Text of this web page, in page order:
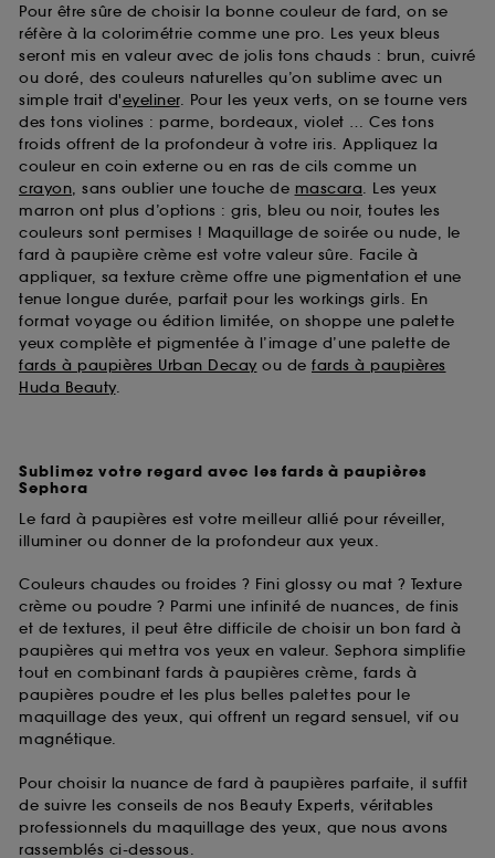
Pour être sûre de choisir la bonne couleur de fard, on se
réfère à la colorimétrie comme une pro. Les yeux bleus
seront mis en valeur avec de jolis tons chauds : brun, cuivré
ou doré, des couleurs naturelles qu’on sublime avec un
simple trait d'eyeliner. Pour les yeux verts, on se tourne vers
des tons violines : parme, bordeaux, violet … Ces tons
froids offrent de la profondeur à votre iris. Appliquez la
couleur en coin externe ou en ras de cils comme un
crayon, sans oublier une touche de mascara. Les yeux
marron ont plus d’options : gris, bleu ou noir, toutes les
couleurs sont permises ! Maquillage de soirée ou nude, le
fard à paupière crème est votre valeur sûre. Facile à
appliquer, sa texture crème offre une pigmentation et une
tenue longue durée, parfait pour les workings girls. En
format voyage ou édition limitée, on shoppe une palette
yeux complète et pigmentée à l’image d’une palette de
fards à paupières Urban Decay ou de fards à paupières
Huda Beauty.
Sublimez votre regard avec les fards à paupières
Sephora
Le fard à paupières est votre meilleur allié pour réveiller,
illuminer ou donner de la profondeur aux yeux.
Couleurs chaudes ou froides ? Fini glossy ou mat ? Texture
crème ou poudre ? Parmi une infinité de nuances, de finis
et de textures, il peut être difficile de choisir un bon fard à
paupières qui mettra vos yeux en valeur. Sephora simplifie
tout en combinant fards à paupières crème, fards à
paupières poudre et les plus belles palettes pour le
maquillage des yeux, qui offrent un regard sensuel, vif ou
magnétique.
Pour choisir la nuance de fard à paupières parfaite, il suffit
de suivre les conseils de nos Beauty Experts, véritables
professionnels du maquillage des yeux, que nous avons
rassemblés ci-dessous.